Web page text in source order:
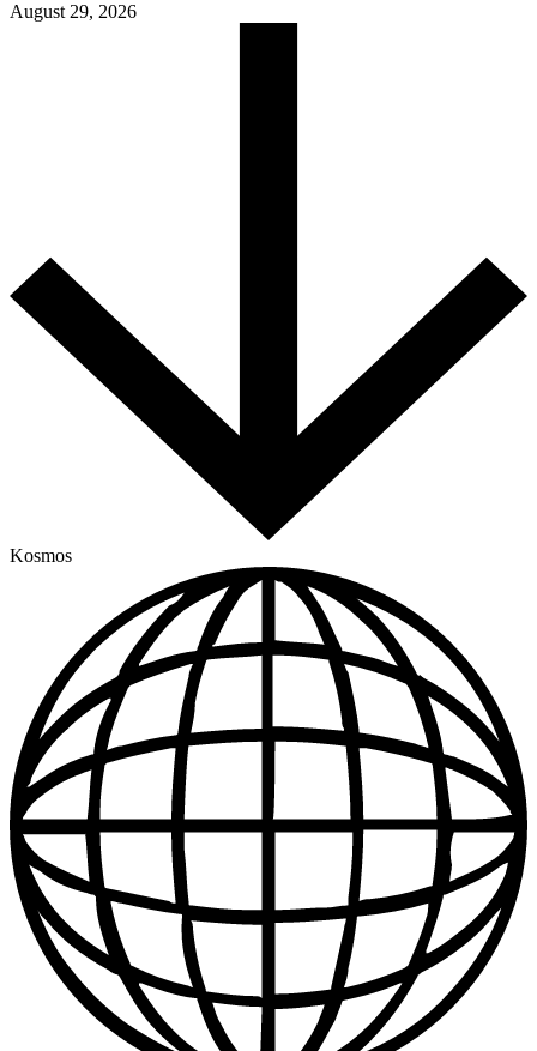
August 29, 2026
Kosmos